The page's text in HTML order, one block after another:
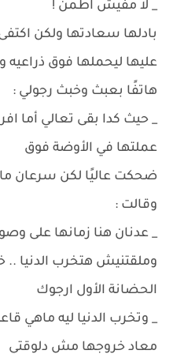
_ لا مفيش اطمن !
بادلها سعادتها ولكن
عليها ليحملها فوق ذراعيه
هاتفًا بعبث وخبث رجولي :
_ حيث كدا بقى تعالي أما
عملتها في الأوضة فوق
ضحكت عاليًا لكن سرعان
وقالت :
_ عدنان هنا زمانها على
وملقتنيش هتخرب الدنيا ..
الحضانة الأول ارجوك
_ وتخرب الدنيا ليه ماهي
معاد خروجها مش دلوقتي